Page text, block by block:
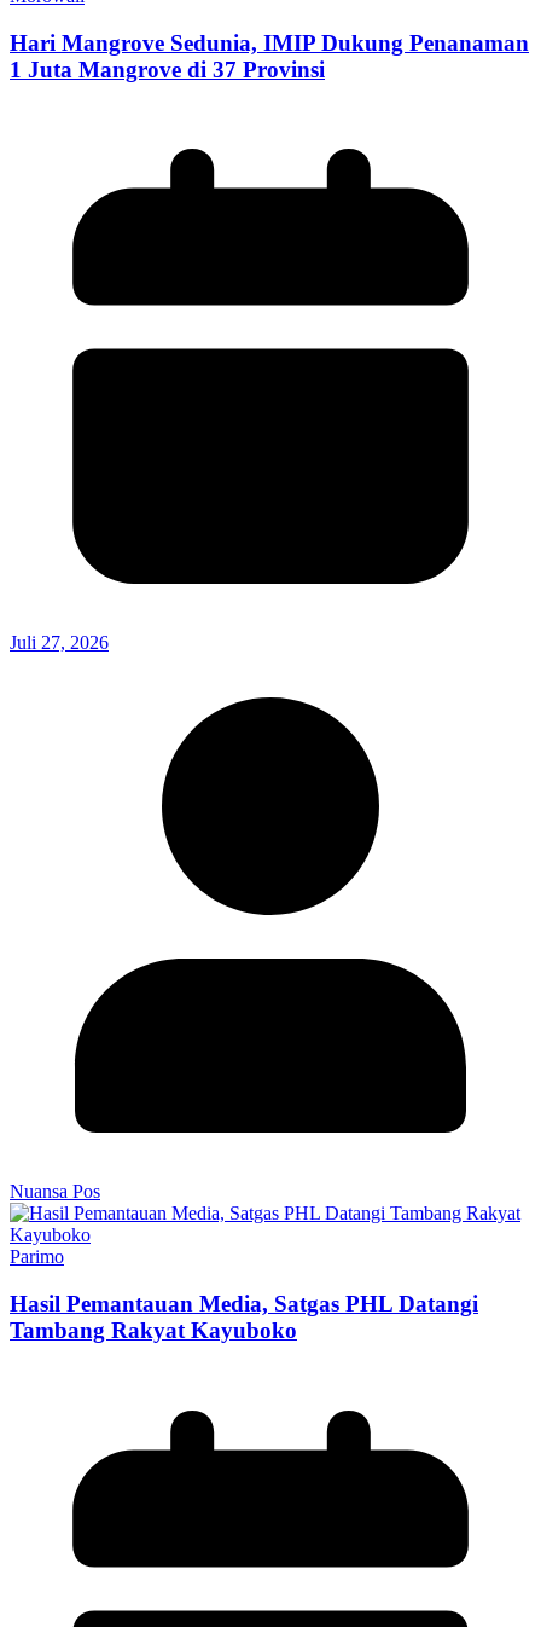
Hari Mangrove Sedunia, IMIP Dukung Penanaman
1 Juta Mangrove di 37 Provinsi
Juli 27, 2026
Nuansa Pos
Parimo
Hasil Pemantauan Media, Satgas PHL Datangi
Tambang Rakyat Kayuboko